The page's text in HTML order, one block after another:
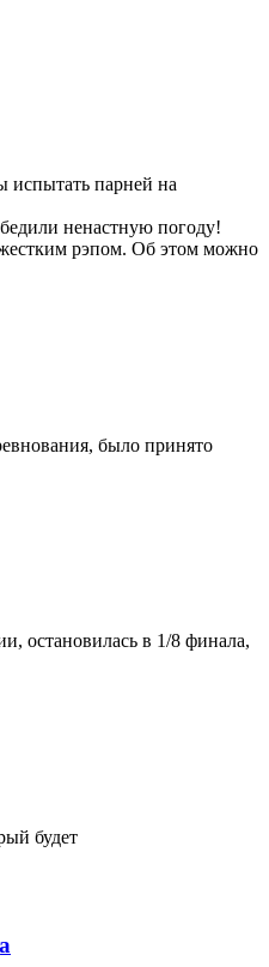
испытать парней на
ненастную погоду!
рэпом. Об этом можно
было принято
остановилась в 1/8 финала,
будет